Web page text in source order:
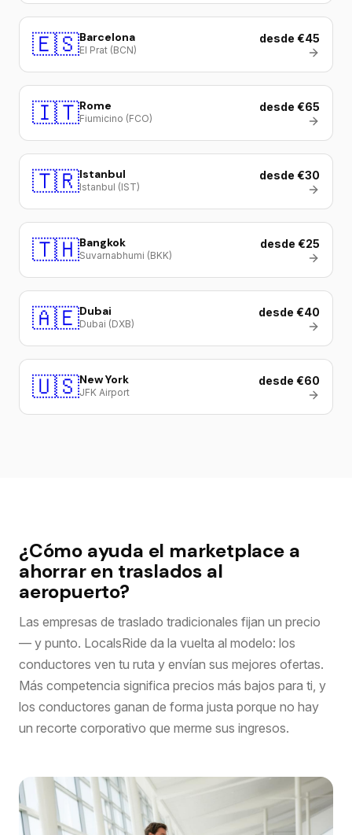
🇪🇸Barcelona
El Prat (BCN)
desde €45
🇮🇹Rome
Fiumicino (FCO)
desde €65
🇹🇷Istanbul
Istanbul (IST)
desde €30
🇹🇭Bangkok
Suvarnabhumi (BKK)
desde €25
🇦🇪Dubai
Dubai (DXB)
desde €40
🇺🇸New York
JFK Airport
desde €60
¿Cómo ayuda el marketplace a
ahorrar en traslados al
aeropuerto?
Las empresas de traslado tradicionales fijan un precio
— y punto. LocalsRide da la vuelta al modelo: los
conductores ven tu ruta y envían sus mejores ofertas.
Más competencia significa precios más bajos para ti, y
los conductores ganan de forma justa porque no hay
un recorte corporativo que merme sus ingresos.